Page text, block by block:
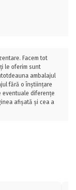
Facem tot
le oferim sunt
ambalajul
fără o înștiințare
eventuale diferențe
afișată și cea a